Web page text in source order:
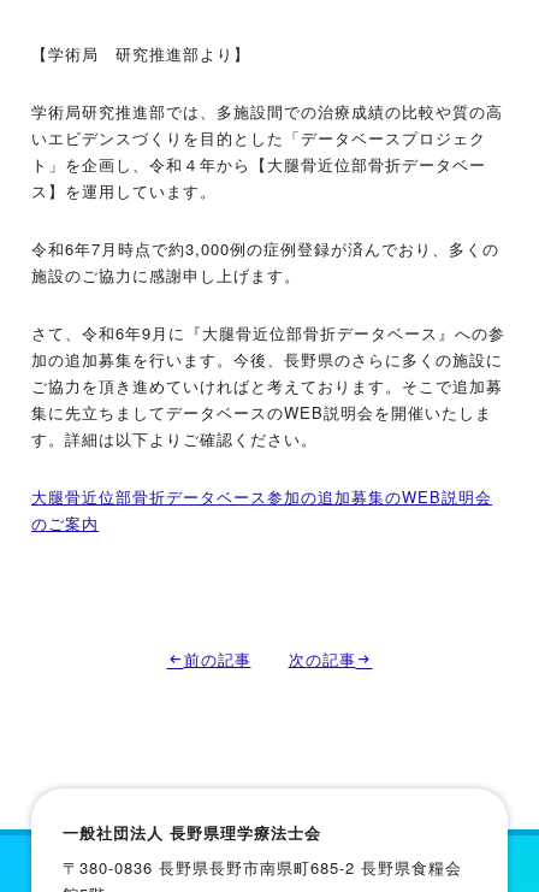
【学術局 研究推進部より】
学術局研究推進部では、多施設間での治療成績の比較や質の高
いエビデンスづくりを目的とした「データベースプロジェク
ト」を企画し、令和４年から【大腿骨近位部骨折データベー
ス】を運用しています。
令和6年7月時点で約3,000例の症例登録が済んでおり、多くの
施設のご協力に感謝申し上げます。
さて、令和6年9月に『大腿骨近位部骨折データベース』への参
加の追加募集を行います。今後、長野県のさらに多くの施設に
ご協力を頂き進めていければと考えております。そこで追加募
集に先立ちましてデータベースのWEB説明会を開催いたしま
す。詳細は以下よりご確認ください。
大腿骨近位部骨折データベース参加の追加募集のWEB説明会
のご案内
前の記事 次の記事
一般社団法人 長野県理学療法士会
〒380-0836 長野県長野市南県町685-2 長野県食糧会